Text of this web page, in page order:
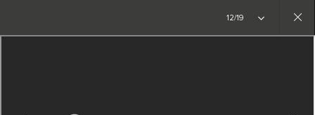
Créez l’inédit. La nouvelle ère commence
12/19